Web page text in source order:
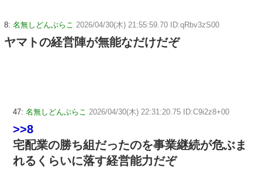
8: 名無しどんぶらこ 2026/04/30(木) 21:55:59.70 ID:qRbv3zS00
ヤマトの経営陣が無能なだけだぞ
47: 名無しどんぶらこ 2026/04/30(木) 22:31:20.75 ID:C9i2z8+00
>>8
宅配業の勝ち組だったのを事業継続が危ぶま
れるくらいに落す経営能力だぞ